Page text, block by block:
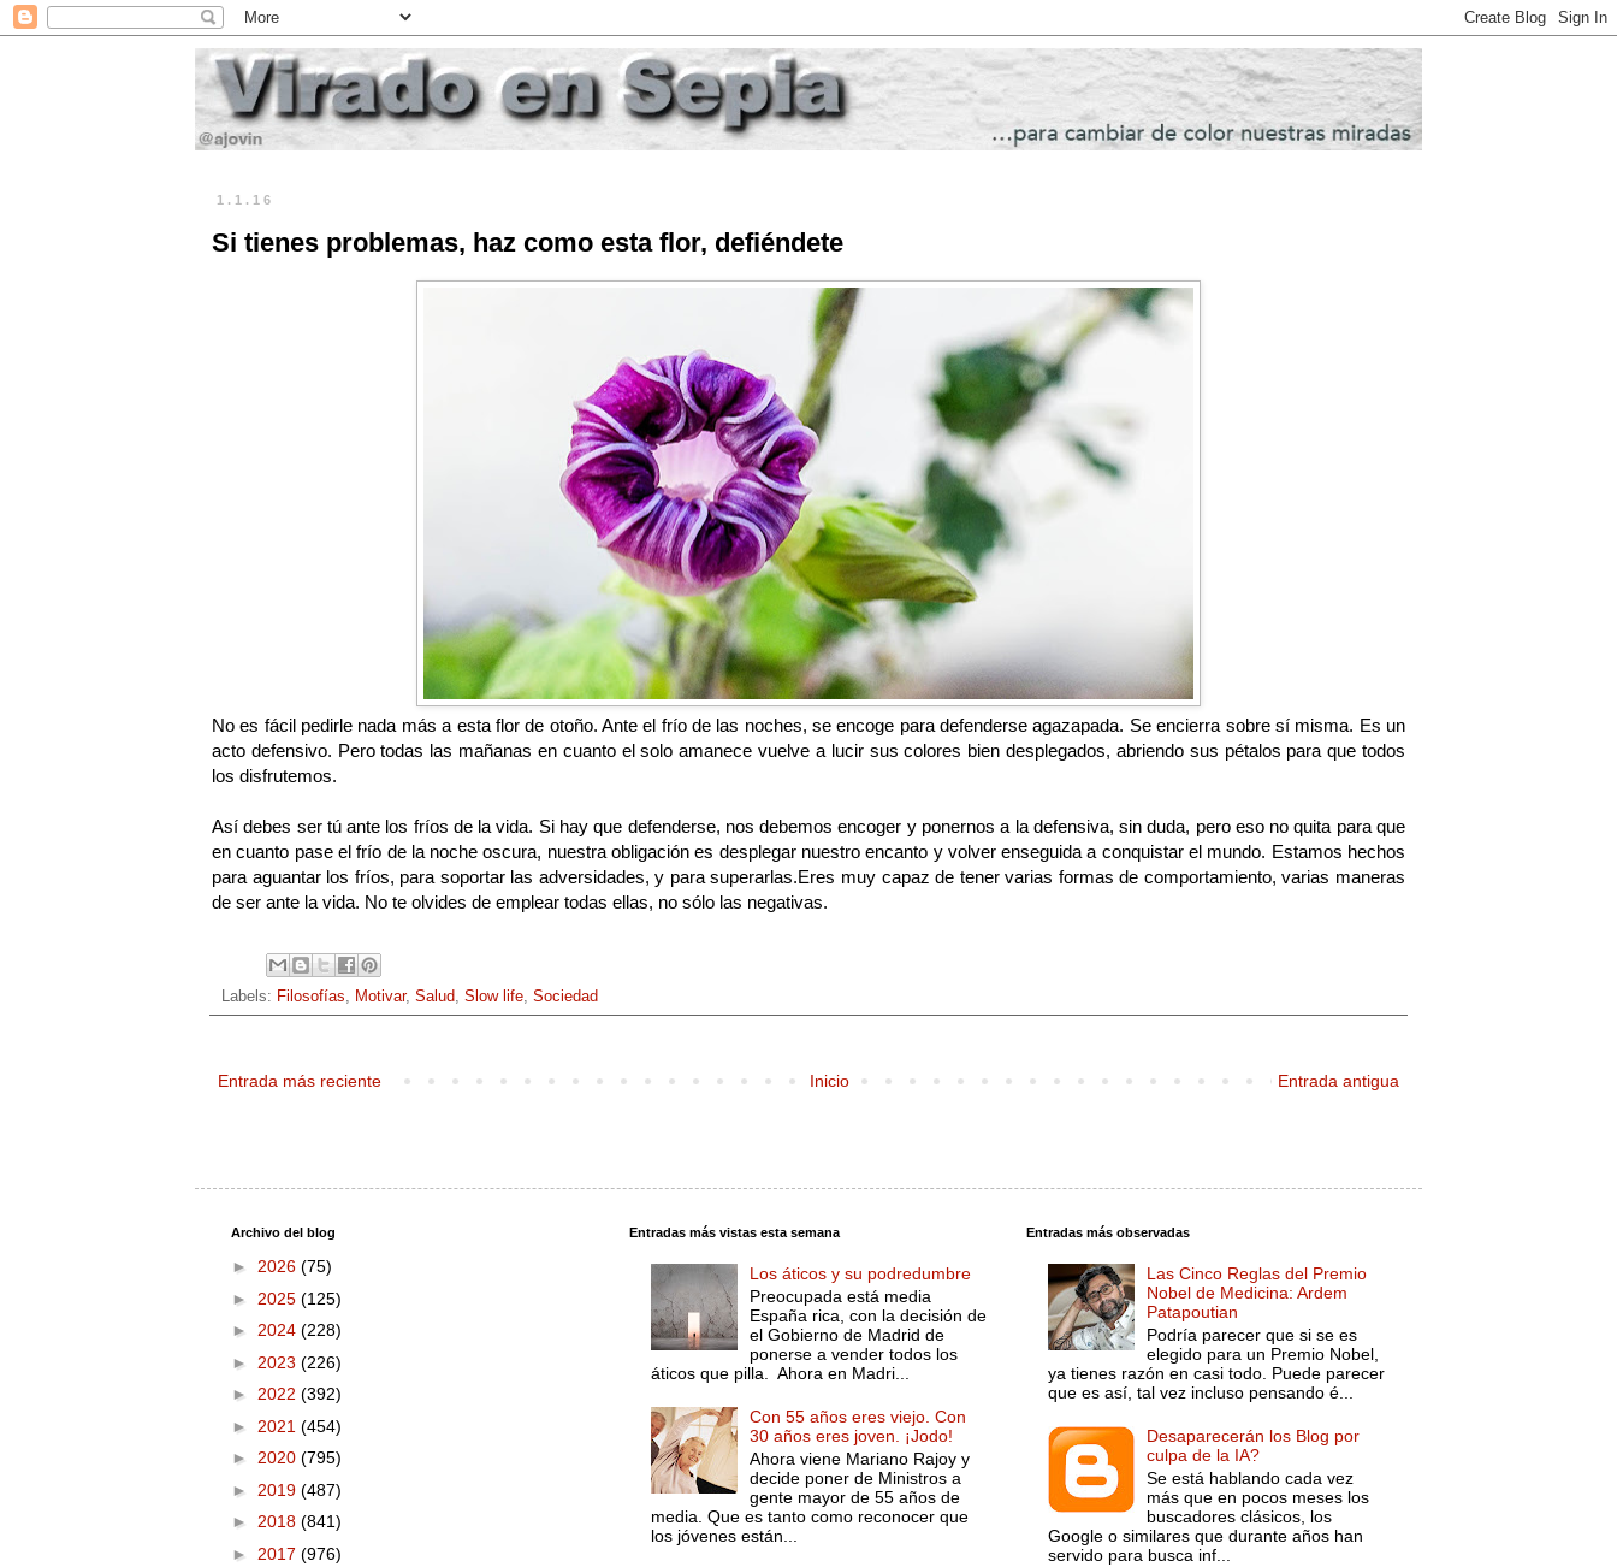
1.1.16
Si tienes problemas, haz como esta flor, defiéndete
No es fácil pedirle nada más a esta flor de otoño. Ante el frío de las noches, se encoge para defenderse agazapada. Se encierra sobre sí misma. Es un
acto defensivo. Pero todas las mañanas en cuanto el solo amanece vuelve a lucir sus colores bien desplegados, abriendo sus pétalos para que todos
los disfrutemos.
Así debes ser tú ante los fríos de la vida. Si hay que defenderse, nos debemos encoger y ponernos a la defensiva, sin duda, pero eso no quita para que
en cuanto pase el frío de la noche oscura, nuestra obligación es desplegar nuestro encanto y volver enseguida a conquistar el mundo. Estamos hechos
para aguantar los fríos, para soportar las adversidades, y para superarlas.Eres muy capaz de tener varias formas de comportamiento, varias maneras
de ser ante la vida. No te olvides de emplear todas ellas, no sólo las negativas.
Labels: Filosofías Motivar, Salud Slow life Sociedad
Entrada más reciente Entrada antigua
Inicio
Archivo del blog
► 2026 (75)
► 2025 (125)
► 2024 (228)
► 2023 (226)
► 2022 (392)
► 2021 (454)
► 2020 (795)
► 2019 (487)
► 2018 (841)
► 2017 (976)
Entradas más vistas esta semana
Los áticos y su podredumbre
Preocupada está media
España rica, con la decisión de
el Gobierno de Madrid de
ponerse a vender todos los
áticos que pilla. Ahora en Madri...
Con 55 años eres viejo. Con
30 años eres joven. ¡Jodo!
Ahora viene Mariano Rajoy y
decide poner de Ministros a
gente mayor de 55 años de
media. Que es tanto como reconocer que
los jóvenes están...
Entradas más observadas
Las Cinco Reglas del Premio
Nobel de Medicina: Ardem
Patapoutian
Podría parecer que si se es
elegido para un Premio Nobel,
ya tienes razón en casi todo. Puede parecer
que es así, tal vez incluso pensando é...
Desaparecerán los Blog por
culpa de la IA?
Se está hablando cada vez
más que en pocos meses los
buscadores clásicos, los
Google o similares que durante años han
servido para busca inf...